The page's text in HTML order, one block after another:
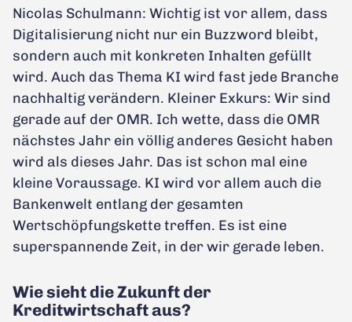
Nicolas Schulmann: Wichtig ist vor allem, dass
Digitalisierung nicht nur ein Buzzword bleibt,
sondern auch mit konkreten Inhalten gefüllt
wird. Auch das Thema KI wird fast jede Branche
nachhaltig verändern. Kleiner Exkurs: Wir sind
gerade auf der OMR. Ich wette, dass die OMR
nächstes Jahr ein völlig anderes Gesicht haben
wird als dieses Jahr. Das ist schon mal eine
kleine Voraussage. KI wird vor allem auch die
Bankenwelt entlang der gesamten
Wertschöpfungskette treffen. Es ist eine
superspannende Zeit, in der wir gerade leben.
Wie sieht die Zukunft der
Kreditwirtschaft aus?